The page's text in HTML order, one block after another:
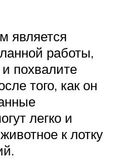
является
работы,
и похвалите
того, как он
легко и
к лотку